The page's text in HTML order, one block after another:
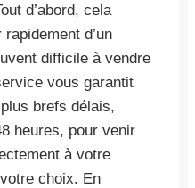
d’abord, cela
d’un
difficile à vendre
vous garantit
brefs délais,
heures, pour venir
à votre
choix. En